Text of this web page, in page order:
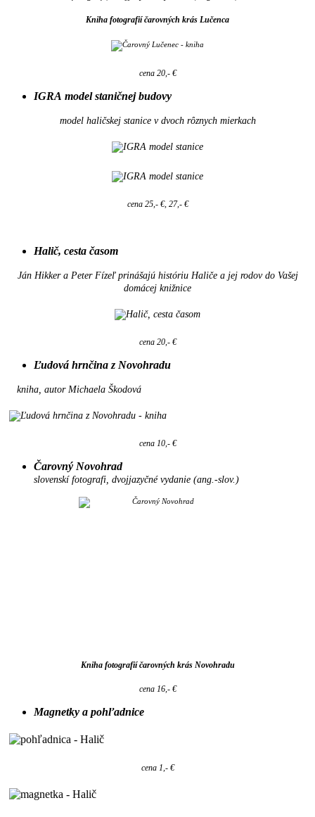
Kniha fotografií čarovných krás Lučenca
cena 20,- €
IGRA model staničnej budovy
model haličskej stanice v dvoch rôznych mierkach
cena 25,- €, 27,- €
Halič, cesta časom
Ján Hikker a Peter Fízeľ prinášajú históriu Haliče a jej rodov do Vašej
domácej knižnice
cena 20,- €
Ľudová hrnčina z Novohradu
kniha, autor Michaela Škodová
cena 10,- €
Čarovný Novohrad
slovenskí fotografi, dvojjazyčné vydanie (ang.-slov.)
Kniha fotografií čarovných krás Novohradu
cena 16,- €
Magnetky a pohľadnice
cena 1,- €